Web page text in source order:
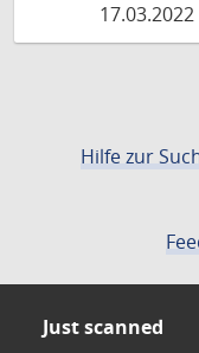
17.03.2022
Hilfe zur
Just scanned